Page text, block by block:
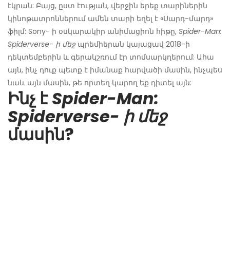
էկրան: Բայց, ըստ էության, վերջին երեք տարիներին
կինոթատրոններում ամեն տարի եղել է «Սարդ-մարդ»
ֆիլմ: Sony- ի օսկարակիր անիմացիոն հիթը, Spider-Man:
Spiderverse- ի մեջպրեմիերան կայացավ 2018-ի
դեկտեմբերին և գերակշռում էր տոմսարկղերում: Ահա
այն, ինչ դուք պետք է իմանաք հարվածի մասին, ինչպես
նաև այն մասին, թե որտեղ կարող եք դիտել այն:
Ինչ է Spider-Man:
Spiderverse- ի մեջ
մասին?